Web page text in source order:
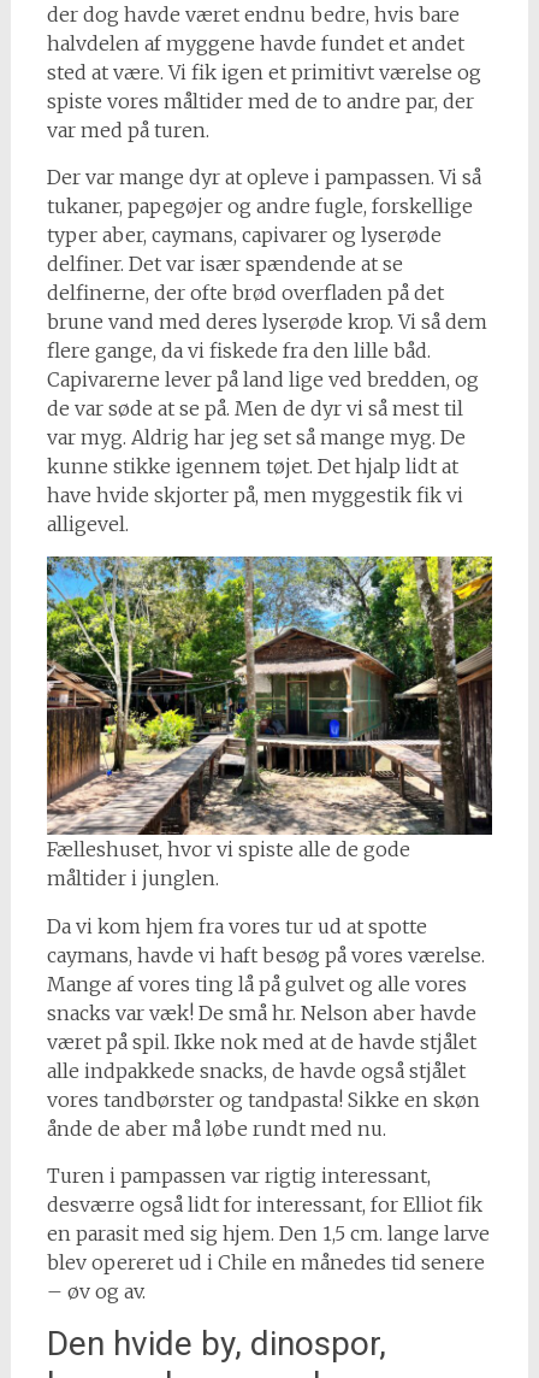
der dog havde været endnu bedre, hvis bare
halvdelen af myggene havde fundet et andet
sted at være. Vi fik igen et primitivt værelse og
spiste vores måltider med de to andre par, der
var med på turen.
Der var mange dyr at opleve i pampassen. Vi så
tukaner, papegøjer og andre fugle, forskellige
typer aber, caymans, capivarer og lyserøde
delfiner. Det var især spændende at se
delfinerne, der ofte brød overfladen på det
brune vand med deres lyserøde krop. Vi så dem
flere gange, da vi fiskede fra den lille båd.
Capivarerne lever på land lige ved bredden, og
de var søde at se på. Men de dyr vi så mest til
var myg. Aldrig har jeg set så mange myg. De
kunne stikke igennem tøjet. Det hjalp lidt at
have hvide skjorter på, men myggestik fik vi
alligevel.
Fælleshuset, hvor vi spiste alle de gode
måltider i junglen.
Da vi kom hjem fra vores tur ud at spotte
caymans, havde vi haft besøg på vores værelse.
Mange af vores ting lå på gulvet og alle vores
snacks var væk! De små hr. Nelson aber havde
været på spil. Ikke nok med at de havde stjålet
alle indpakkede snacks, de havde også stjålet
vores tandbørster og tandpasta! Sikke en skøn
ånde de aber må løbe rundt med nu.
Turen i pampassen var rigtig interessant,
desværre også lidt for interessant, for Elliot fik
en parasit med sig hjem. Den 1,5 cm. lange larve
blev opereret ud i Chile en månedes tid senere
– øv og av.
Den hvide by, dinospor,